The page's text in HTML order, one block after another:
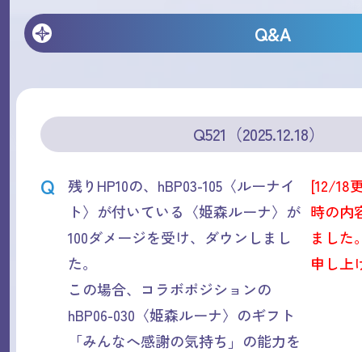
Q&A
Q521（2025.12.18）
Q
残りHP10の、hBP03-105〈ルーナイ
ト〉が付いている〈姫森ルーナ〉が
100ダメージを受け、ダウンしまし
た。
この場合、コラボポジションの
hBP06-030〈姫森ルーナ〉のギフト
「みんなへ感謝の気持ち」の能力を
[12/18
時の内
ました
申し上